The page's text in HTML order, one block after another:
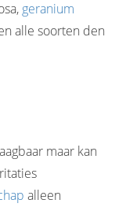
geranium
alle soorten den
maar kan
alleen